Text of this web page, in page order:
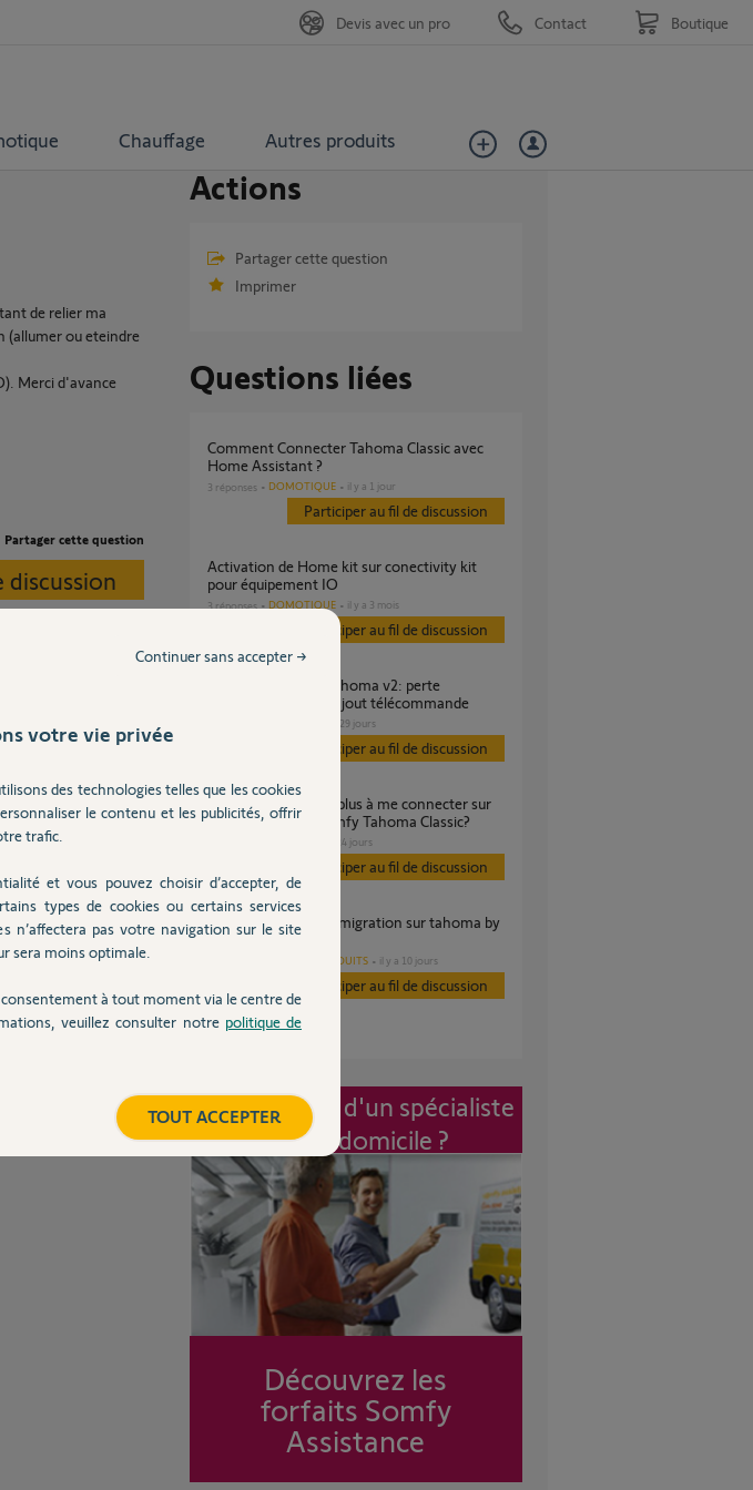
Chauffage Autres produits
Devis avec un pro Contact Boutique
de relier ma
(allumer ou eteindre
Merci d'avance
Partager cette question
discussion
question
Actions
Partager cette question
Imprimer
Questions liées
Comment Connecter Tahoma Classic avec
Home Assistant ?
3 réponses DOMOTIQUE il y a 1 jour
Participer au fil de discussion
Activation de Home kit sur conectivity kit
pour équipement IO
3 réponses DOMOTIQUE il y a 3 mois
Participer au fil de discussion
d'apparairage suite ajout télécommande
il y a 29 jours
Participer au fil de discussion
Pourquoi je n’arrive plus à me connecter sur
mon application Somfy Tahoma Classic?
il y a 24 jours
Participer au fil de discussion
compatibilité avant migration sur tahoma by
somfy
AUTRES PRODUITS il y a 10 jours
Participer au fil de discussion
Intervention d'un spécialiste
à mon domicile ?
Découvrez les
forfaits Somfy
Assistance
votre vie privée
des technologies telles que les cookies
le contenu et les publicités, offrir
trafic.
et vous pouvez choisir d’accepter, de
types de cookies ou certains services
n’affectera pas votre navigation sur le site
sera moins optimale.
à tout moment via le centre de
veuillez consulter notre politique de
Continuer sans accepter →
TOUT ACCEPTER